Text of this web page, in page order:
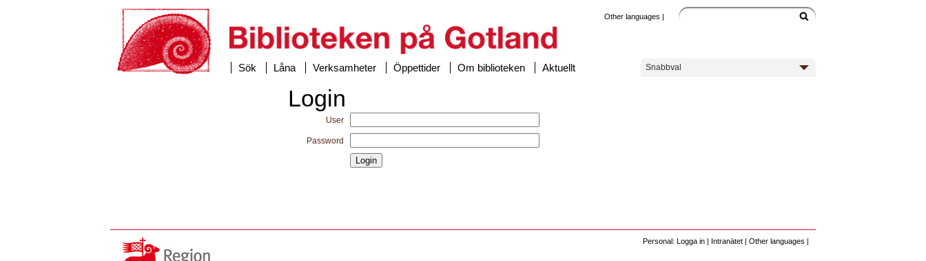
Sök Låna Verksamheter Öppettider Om biblioteken Aktuellt
Other languages |
Snabbval
Login
User
Password
Personal: Logga in | Intranätet | Other languages |